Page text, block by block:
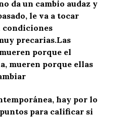
da un cambio audaz y
le va a tocar
precarias.Las
porque el
mueren porque ellas
hay por lo
para calificar si